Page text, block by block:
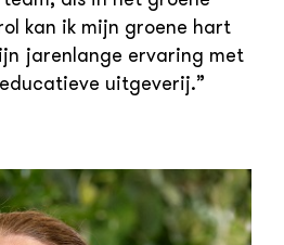
kan ik mijn groene hart
jarenlange ervaring met
uitgeverij.”